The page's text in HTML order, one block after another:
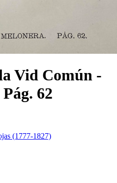
Vid Común -
62
(1777-1827)